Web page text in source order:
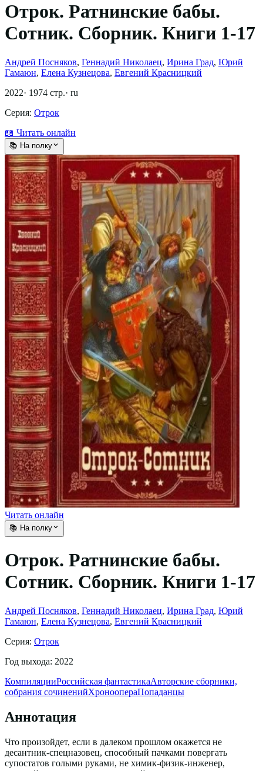
Отрок. Ратнинские бабы.
Сотник. Сборник. Книги 1-17
Андрей Посняков, Геннадий Николаец, Ирина Град, Юрий
Гамаюн, Елена Кузнецова, Евгений Красницкий
2022· 1974 стр.· ru
Серия: Отрок
📖 Читать онлайн
📚 На полку
Читать онлайн
📚 На полку
Отрок. Ратнинские бабы.
Сотник. Сборник. Книги 1-17
Андрей Посняков, Геннадий Николаец, Ирина Град, Юрий
Гамаюн, Елена Кузнецова, Евгений Красницкий
Серия: Отрок
Год выхода: 2022
КомпиляцииРоссийская фантастикаАвторские сборники,
собрания сочиненийХроноопераПопаданцы
Аннотация
Что произойдет, если в далеком прошлом окажется не
десантник-спецназовец, способный пачками повергать
супостатов голыми руками, не химик-физик-инженер,